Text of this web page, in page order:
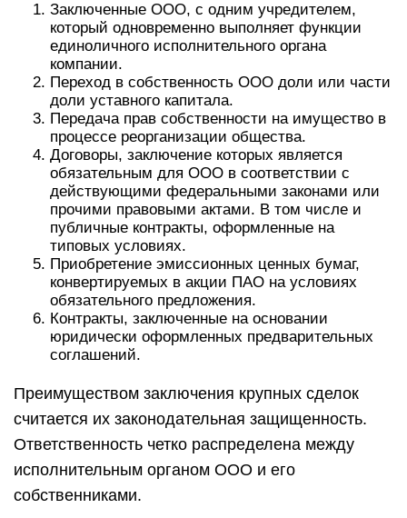
Заключенные ООО, с одним учредителем,
который одновременно выполняет функции
единоличного исполнительного органа
компании.
Переход в собственность ООО доли или части
доли уставного капитала.
Передача прав собственности на имущество в
процессе реорганизации общества.
Договоры, заключение которых является
обязательным для ООО в соответствии с
действующими федеральными законами или
прочими правовыми актами. В том числе и
публичные контракты, оформленные на
типовых условиях.
Приобретение эмиссионных ценных бумаг,
конвертируемых в акции ПАО на условиях
обязательного предложения.
Контракты, заключенные на основании
юридически оформленных предварительных
соглашений.
Преимуществом заключения крупных сделок
считается их законодательная защищенность.
Ответственность четко распределена между
исполнительным органом ООО и его
собственниками.